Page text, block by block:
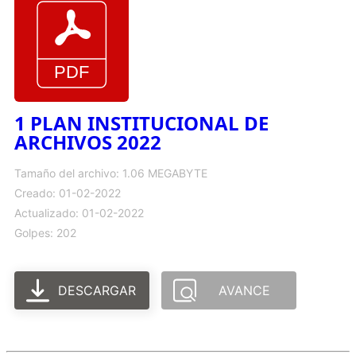
1 PLAN INSTITUCIONAL DE
ARCHIVOS 2022
Tamaño del archivo: 1.06 MEGABYTE
Creado: 01-02-2022
Actualizado: 01-02-2022
Golpes: 202
DESCARGAR AVANCE